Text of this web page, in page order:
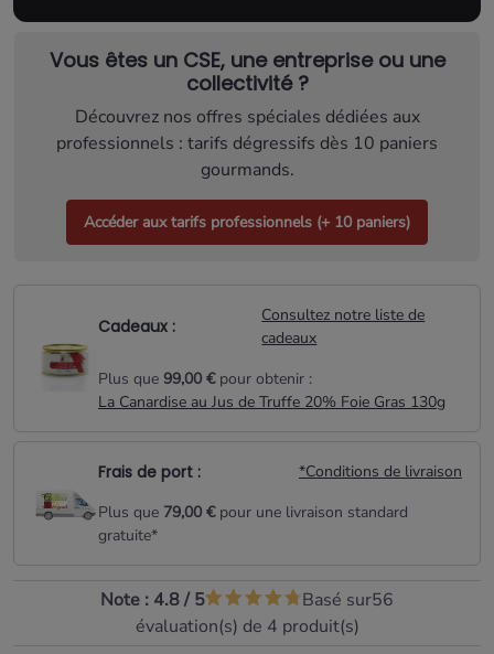
Ouest, pour partager un moment de dégustation
sincère et mémorable.
Vous êtes un CSE, une entreprise ou une
collectivité ?
Découvrez nos offres spéciales dédiées aux
professionnels : tarifs dégressifs dès 10 paniers
gourmands.
Accéder aux tarifs professionnels (+ 10 paniers)
Cadeaux :
Consultez notre liste de
cadeaux
Plus que 99,00 €pour obtenir :
La Canardise au Jus de Truffe 20% Foie Gras 130g
Frais de port :
*Conditions de livraison
Plus que 79,00 €pour une livraison standard
gratuite*
Note : 4.8/5 Basé sur56
évaluation(s) de 4 produit(s)